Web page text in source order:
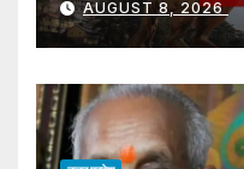
On The
Demanded
AUGUST 8, 2026